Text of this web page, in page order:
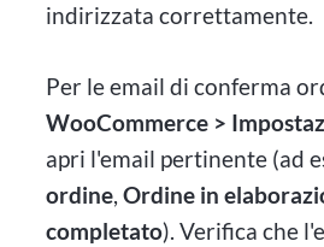
indirizzata correttamente.
Per le email di conferma
WooCommerce >
apri l'email pertinente (ad
ordine,Ordine in
completato). Verifica che